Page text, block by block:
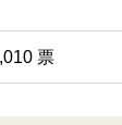
票